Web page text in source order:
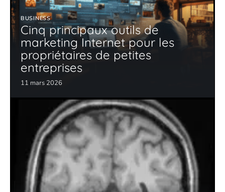
BUSINESS
Cinq principaux outils de
marketing Internet pour les
propriétaires de petites
entreprises
11 mars 2026